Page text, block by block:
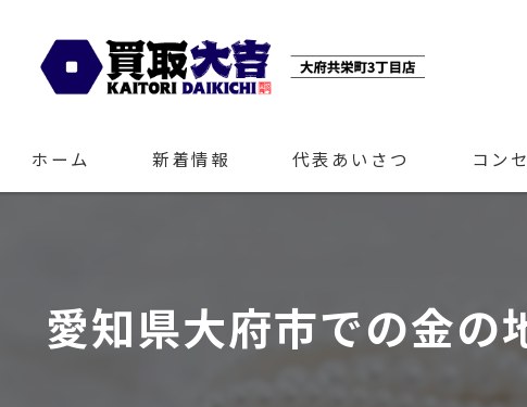
ホーム 新着情報 代表あいさつ コン
愛知県大府市での金の